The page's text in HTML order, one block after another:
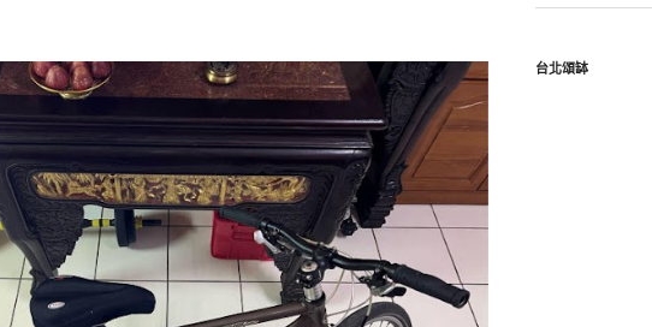
台北頌缽